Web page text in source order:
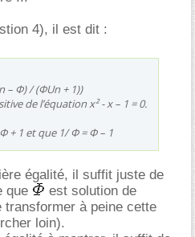
4), il est dit :
– Ф) / (ФUn + 1))
de l’équation x² - x – 1 = 0.
+ 1 et que 1/ Ф = Ф – 1
égalité, il suffit juste de
que
est solution de
transformer à peine cette
loin).